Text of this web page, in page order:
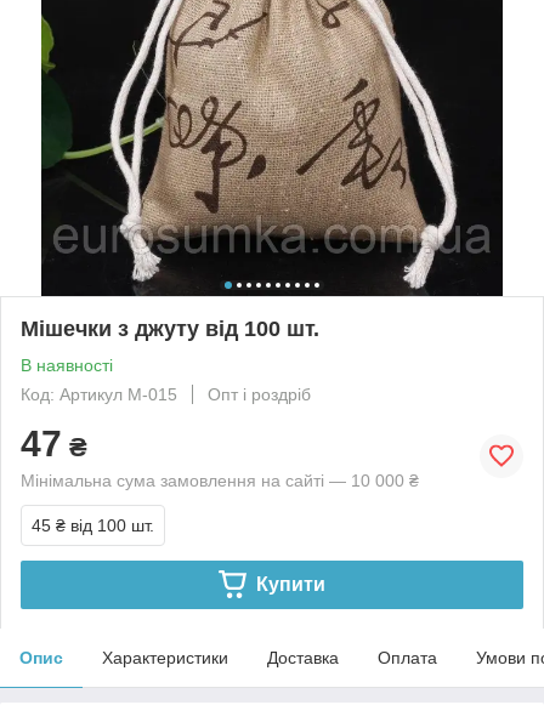
Мішечки з джуту від 100 шт.
В наявності
Код: Артикул M-015
Опт і роздріб
47 ₴
Мінімальна сума замовлення на сайті — 10 000 ₴
45 ₴ від 100 шт.
Купити
Опис Характеристики Доставка Оплата Умови